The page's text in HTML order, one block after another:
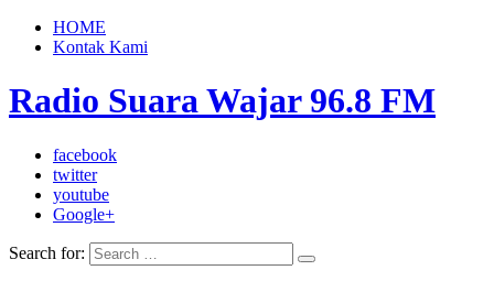
HOME
Kontak Kami
Radio Suara Wajar 96.8 FM
facebook
twitter
youtube
Google+
Search for: